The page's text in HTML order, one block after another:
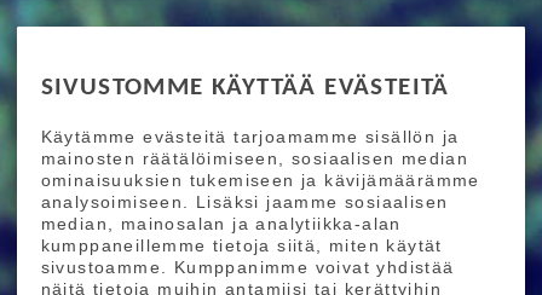
SIVUSTOMME KÄYTTÄÄ EVÄSTEITÄ
Käytämme evästeitä tarjoamamme sisällön ja
mainosten räätälöimiseen, sosiaalisen median
ominaisuuksien tukemiseen ja kävijämäärämme
analysoimiseen. Lisäksi jaamme sosiaalisen
median, mainosalan ja analytiikka-alan
kumppaneillemme tietoja siitä, miten käytät
sivustoamme. Kumppanimme voivat yhdistää
näitä tietoja muihin antamiisi tai kerättyihin
Ride More – Pyöräkauppa ja pyörähuolto
Helsingissä
TILAA UUTISKIRJEEMME
Tilaamalla uutiskirjeemme saat uusimmat edut